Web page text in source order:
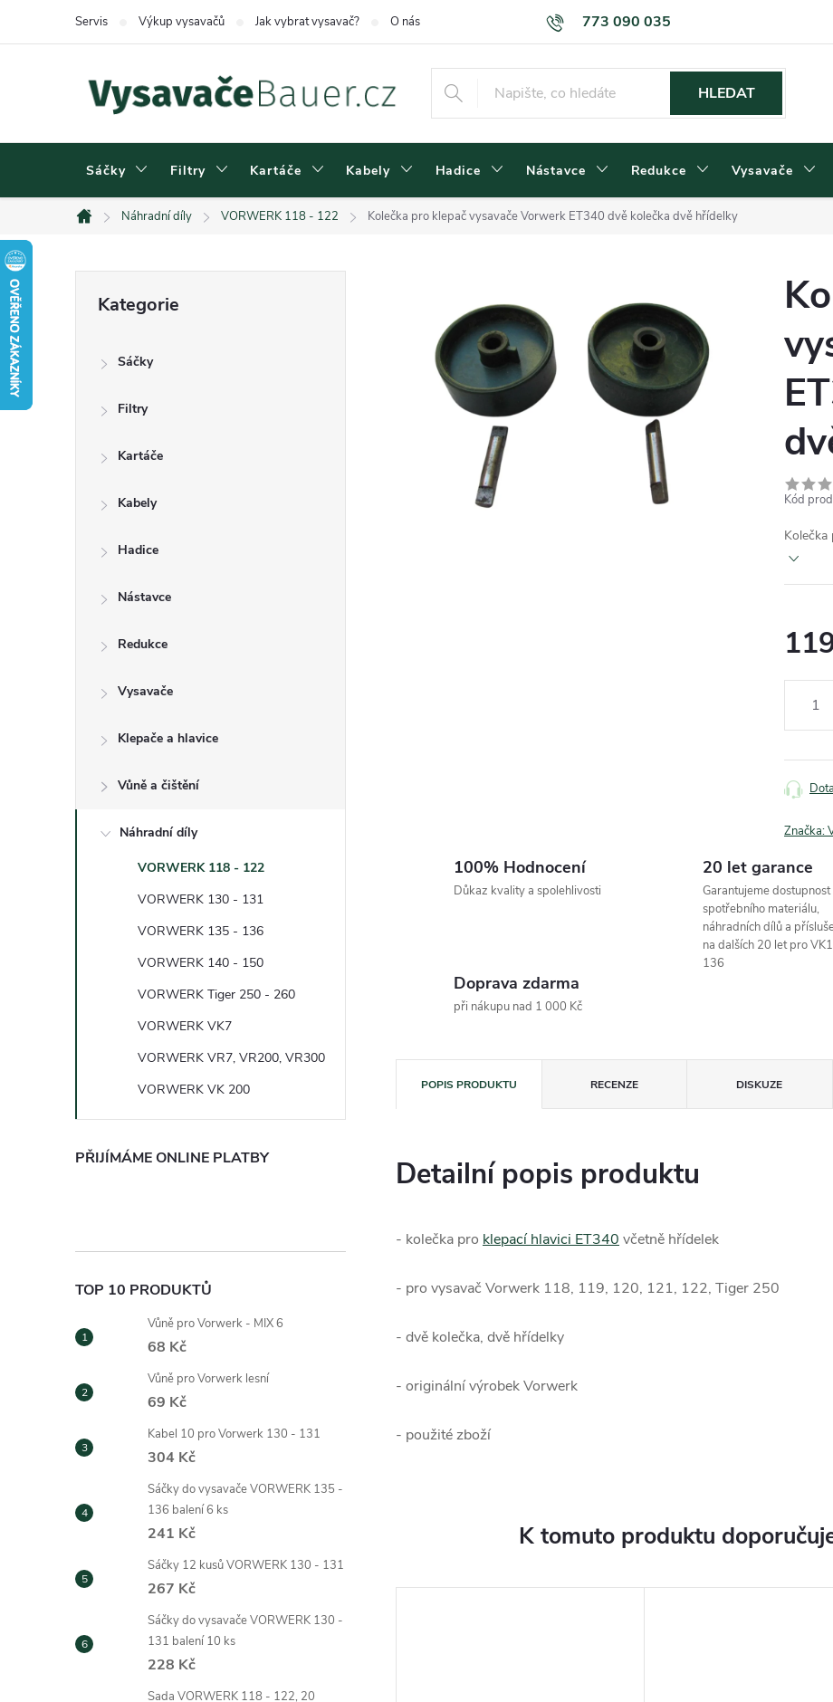
773 090 035
Servis Výkup vysavačů Jak vybrat vysavač? O nás Dodací podmínky Obchodní podmínky
HLEDAT
Sáčky Filtry Kartáče Kabely Hadice Nástavce Redukce Vysavače
Domů
Náhradní díly VORWERK 118 - 122 Kolečka pro klepač vysavače Vorwerk ET340 dvě kolečka dvě hřídelky
kategorie
Kategorie
Sáčky
Filtry
Kartáče
Kabely
Hadice
Nástavce
Redukce
Vysavače
Klepače a hlavice
Vůně a čištění
Náhradní díly
VORWERK 118 - 122
VORWERK 130 - 131
VORWERK 135 - 136
VORWERK 140 - 150
VORWERK Tiger 250 - 260
VORWERK VK7
VORWERK VR7, VR200, VR300
VORWERK VK 200
PŘIJÍMÁME ONLINE PLATBY
TOP 10 PRODUKTŮ
Vůně pro Vorwerk - MIX 6
68 Kč
Vůně pro Vorwerk lesní
69 Kč
Kabel 10 pro Vorwerk 130 - 131
304 Kč
Sáčky do vysavače VORWERK 135 -
136 balení 6 ks
241 Kč
Sáčky 12 kusů VORWERK 130 - 131
267 Kč
Sáčky do vysavače VORWERK 130 -
131 balení 10 ks
228 Kč
Sada VORWERK 118 - 122, 20
Kód
Značka:
100% Hodnocení
Důkaz kvality a spolehlivosti
20 let garance
Garantujeme dostupnost
spotřebního materiálu,
náhradních dílů a
na dalších 20 let pro
136
Doprava zdarma
při nákupu nad 1 000 Kč
POPIS PRODUKTU RECENZE DISKUZE
Detailní popis produktu
- kolečka pro klepací hlavici ET340 včetně hřídelek
- pro vysavač Vorwerk 118, 119, 120, 121, 122, Tiger 250
- dvě kolečka, dvě hřídelky
- originální výrobek Vorwerk
- použité zboží
K tomuto produktu